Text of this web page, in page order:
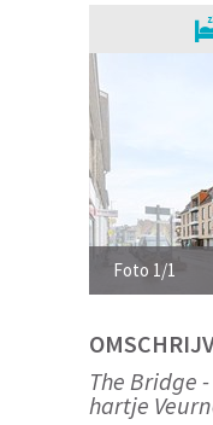
Foto 1/1
The Bridge
hartje